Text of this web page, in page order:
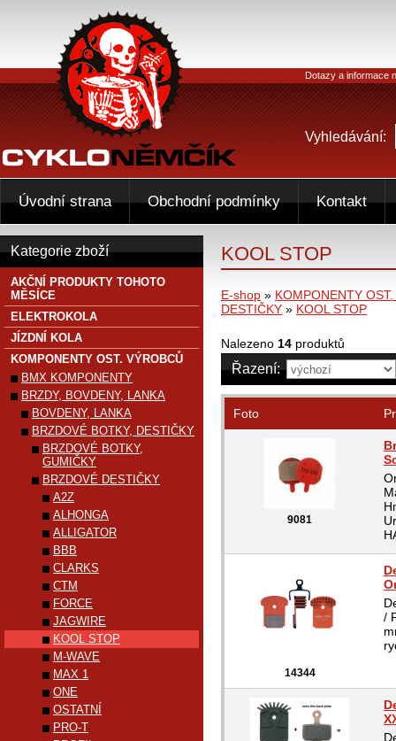
KOOL STOP
E-shop » KOMPONENTY
DESTIČKY » KOOL STOP
Nalezeno 14 produktů
Řazení:
Foto
9081
14344
/
Kategorie zboží
AKČNÍ PRODUKTY TOHOTO
MĚSÍCE
ELEKTROKOLA
JÍZDNÍ KOLA
KOMPONENTY OST. VÝROBCŮ
BMX KOMPONENTY
BRZDY, BOVDENY, LANKA
BOVDENY, LANKA
BRZDOVÉ BOTKY, DESTIČKY
BRZDOVÉ BOTKY,
GUMIČKY
BRZDOVÉ DESTIČKY
A2Z
ALHONGA
ALLIGATOR
BBB
CLARKS
CTM
FORCE
JAGWIRE
KOOL STOP
M-WAVE
MAX 1
ONE
OSTATNÍ
PRO-T
Dotazy a informace
Vyhledávání:
Úvodní strana Obchodní podmínky Kontakt